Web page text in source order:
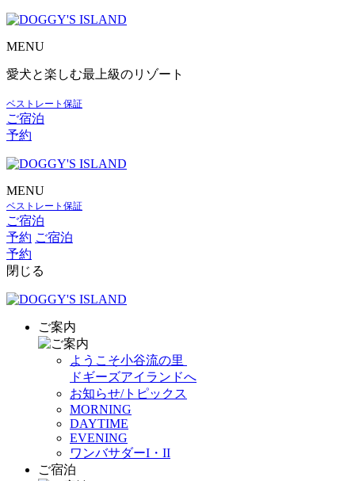
MENU
愛犬と楽しむ最上級のリゾート
ベストレート保証
ご宿泊
予約
MENU
ベストレート保証
ご宿泊
予約 ご宿泊
予約
閉じる
ご案内
ようこそ小谷流の里
ドギーズアイランドへ
お知らせ/トピックス
MORNING
DAYTIME
EVENING
ワンバサダーI・II
ご宿泊